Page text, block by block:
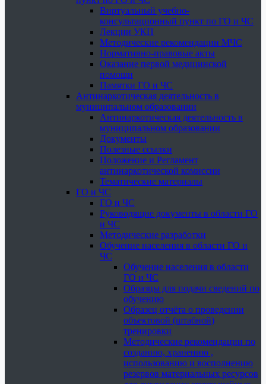
Виртуальный учебно-
консультационный пункт по ГО и ЧС
Лекции УКП
Методические рекомендации МЧС
Нормативно-правовые акты
Оказание первой медицинской
помощи
Памятки ГО и ЧС
Антинаркотическая деятельность в
муниципальном образовании
Антинаркотическая деятельность в
муниципальном образовании
Документы
Полезные ссылки
Положение и Регламент
антинаркотической комиссии
Тематические материалы
ГО и ЧС
ГО и ЧС
Руководящие документы в области ГО
и ЧС
Методические разработки
Обучение населения в области ГО и
ЧС
Обучение населения в области
ГО и ЧС
Образцы для подачи сведений по
обучению
Образец отчёта о проведении
объектовой (штабной)
тренировки
Методические рекомендации по
созданию, хранению ,
использованию и восполнению
резервов материальных ресурсов